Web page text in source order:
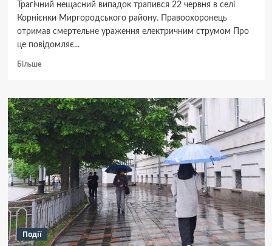
Трагічний нещасний випадок трапився 22 червня в селі
Корнієнки Миргородського району. Правоохоронець
отримав смертельне ураження електричним струмом Про
це повідомляє...
БільшеДокладніше
Полтавщині
22-
річного
поліцейського
електричним
струмом
Події